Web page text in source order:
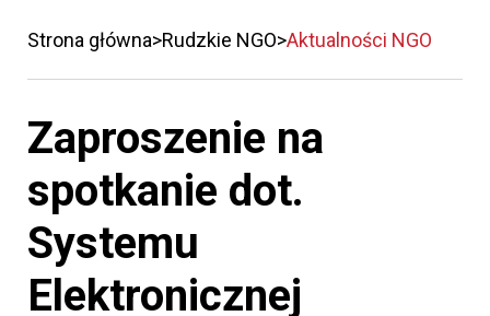
Strona główna Rudzkie NGO Aktualności NGO
Zaproszenie na
spotkanie dot.
Systemu
Elektronicznej